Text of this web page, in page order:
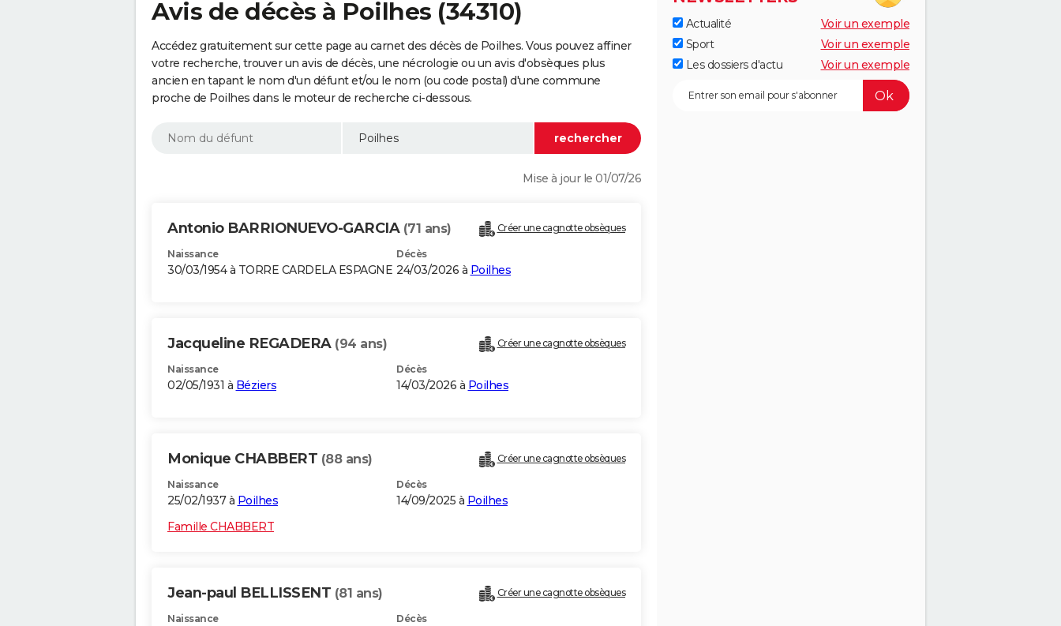
Avis de décès à Poilhes (34310)
Accédez gratuitement sur cette page au carnet des décès de Poilhes. Vous pouvez affiner
votre recherche, trouver un avis de décès, une nécrologie ou un avis d'obsèques plus
ancien en tapant le nom d'un défunt et/ou le nom (ou code postal) d'une commune
proche de Poilhes dans le moteur de recherche ci-dessous.
Mise à jour le 01/07/26
Antonio BARRIONUEVO-GARCIA (71 ans) Créer une cagnotte obsèques
Naissance
30/03/1954 à TORRE CARDELA ESPAGNE
Décès
24/03/2026 à Poilhes
Jacqueline REGADERA (94 ans) Créer une cagnotte obsèques
Naissance
02/05/1931 à Béziers
Décès
14/03/2026 à Poilhes
Monique CHABBERT (88 ans) Créer une cagnotte obsèques
Naissance
25/02/1937 à Poilhes
Décès
14/09/2025 à Poilhes
Famille CHABBERT
Jean-paul BELLISSENT (81 ans) Créer une cagnotte obsèques
Naissance Décès
Actualité
Voir un exemple
Sport
Voir un exemple
Les dossiers d'actu
Voir un exemple